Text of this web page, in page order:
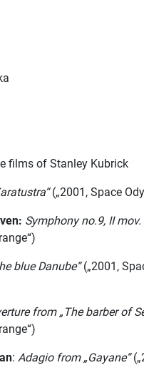
films of Stanley Kubrick
(„2001, Space
: Symphony no.9, II mov.
blue Danube“(„2001,
from „The barber of
: Adagio from „Gayane“